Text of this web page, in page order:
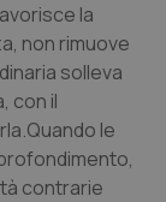
la
non rimuove
solleva
con il
le
contrarie